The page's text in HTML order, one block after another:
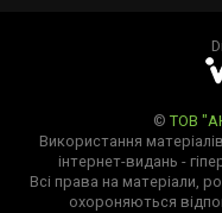
© ТОВ
Використання
інтернет-видань -
Всі права на матеріали,
охороняються